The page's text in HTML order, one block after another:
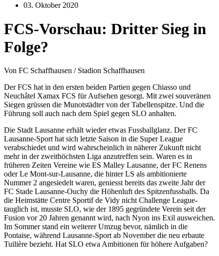
03. Oktober 2020
FCS-Vorschau: Dritter Sieg in
Folge?
Von FC Schaffhausen / Stadion Schaffhausen
Der FCS hat in den ersten beiden Partien gegen Chiasso und
Neuchâtel Xamax FCS für Aufsehen gesorgt. Mit zwei souveränen
Siegen grüssen die Munotstädter von der Tabellenspitze. Und die
Führung soll auch nach dem Spiel gegen SLO anhalten.
Die Stadt Lausanne erhält wieder etwas Fussballglanz. Der FC
Lausanne-Sport hat sich letzte Saison in die Super League
verabschiedet und wird wahrscheinlich in näherer Zukunft nicht
mehr in der zweithöchsten Liga anzutreffen sein. Waren es in
früheren Zeiten Vereine wie ES Malley Lausanne, der FC Renens
oder Le Mont-sur-Lausanne, die hinter LS als ambitionierte
Nummer 2 angesiedelt waren, geniesst bereits das zweite Jahr der
FC Stade Lausanne-Ouchy die Höhenluft des Spitzenfussballs. Da
die Heimstätte Centre Sportif de Vidy nicht Challenge League-
tauglich ist, musste SLO, wie der 1895 gegründete Verein seit der
Fusion vor 20 Jahren genannt wird, nach Nyon ins Exil ausweichen.
Im Sommer stand ein weiterer Umzug bevor, nämlich in die
Pontaise, während Lausanne-Sport ab November die neu erbaute
Tuilière bezieht. Hat SLO etwa Ambitionen für höhere Aufgaben?